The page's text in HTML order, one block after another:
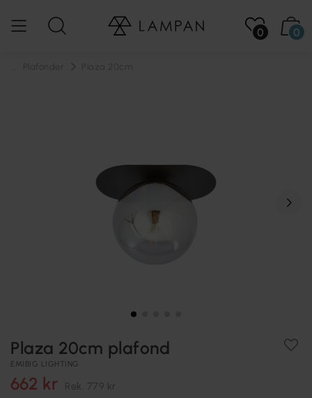
0 0
Plaza 20cm plafond
EMIBIG LIGHTING
662 kr Rek. 779 kr